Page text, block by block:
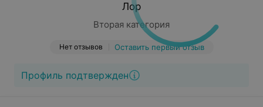
Лор
Вторая категория
Нет отзывов Оставить первый отзыв
Профиль подтвержден